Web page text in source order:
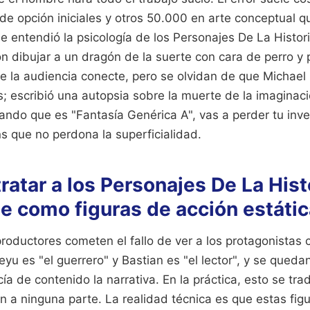
opción iniciales y otros 50.000 en arte conceptual
entendió la psicología de los Personajes De La
dibujar a un dragón de la suerte con cara de perro y
la audiencia conecte, pero se olvidan de que Michael
escribió una autopsia sobre la muerte de la
que es "Fantasía Genérica A", vas a perder tu
que no perdona la superficialidad.
a los Personajes De La
como figuras de acción
cometen el fallo de ver a los protagonistas
es "el guerrero" y Bastian es "el lector", y se
de contenido la narrativa. En la práctica, esto se
a ninguna parte. La realidad técnica es que estas